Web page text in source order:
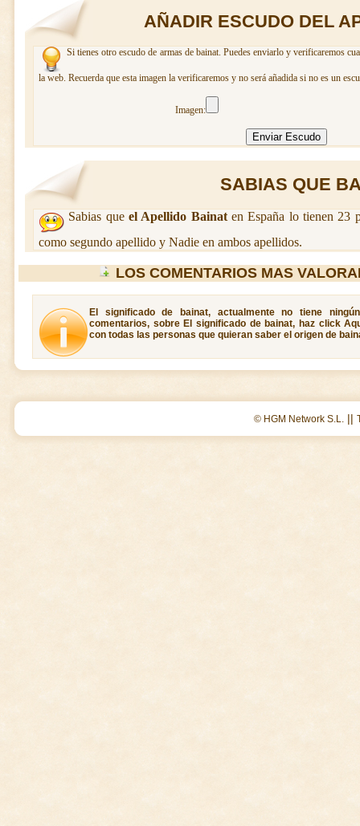
AÑADIR ESCUDO DEL
Si tienes otro escudo de armas de bainat. Puedes enviarlo y verificaremos
la web. Recuerda que esta imagen la verificaremos y no será añadida si no es un
Imagen:
SABIAS QUE
Sabias que el Apellido Bainaten España lo tienen 23
como segundo apellido y Nadie en ambos apellidos.
LOS COMENTARIOS MAS
El significado de bainat, actualmente no tiene
comentarios, sobre El significado de bainat, haz click
con todas las personas que quieran saber el origen de
© HGM Network S.L. ||